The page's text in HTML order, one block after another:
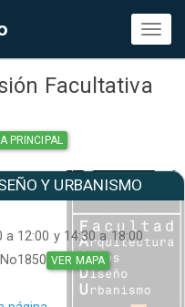
Facultativa
PRINCIPAL
Y URBANISMO
a 12:00 y 14:30 a 18:00
VER MAPA